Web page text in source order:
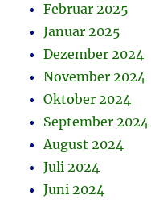
Februar 2025
Januar 2025
Dezember 2024
November 2024
Oktober 2024
September 2024
August 2024
Juli 2024
Juni 2024